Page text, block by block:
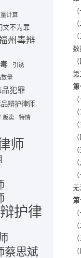
数
第
无
第
计算
文不为罪
州毒辩
引诱
量
品犯罪
辩护律师
贩卖 特情
师
护律
蔡思斌